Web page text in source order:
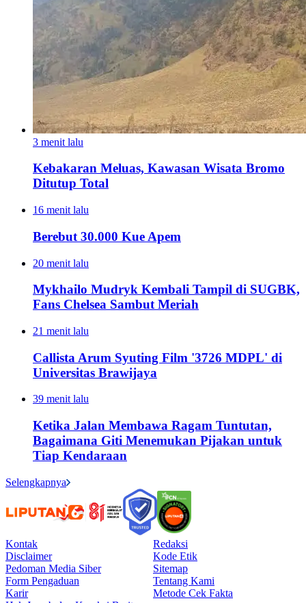
3 menit lalu
Kebakaran Meluas, Kawasan Wisata Bromo
Ditutup Total
16 menit lalu
Berebut 30.000 Kue Apem
20 menit lalu
Mykhailo Mudryk Kembali Tampil di SUGBK,
Fans Chelsea Sambut Meriah
21 menit lalu
Callista Arum Syuting Film '3726 MDPL' di
Universitas Brawijaya
39 menit lalu
Ketika Jalan Membawa Ragam Tuntutan,
Bagaimana Giti Menemukan Pijakan untuk
Tiap Kendaraan
Selengkapnya
Kontak
Redaksi
Disclaimer
Kode Etik
Pedoman Media Siber
Sitemap
Form Pengaduan
Tentang Kami
Karir
Metode Cek Fakta